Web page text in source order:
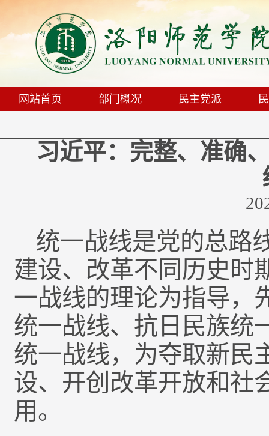
网站首页 部门概况 民主党派
习近平：完整、准确
统一战线是党的总路
建设、改革不同历史时
一战线的理论为指导，
统一战线、抗日民族统
统一战线，为夺取新民
设、开创改革开放和社
用。